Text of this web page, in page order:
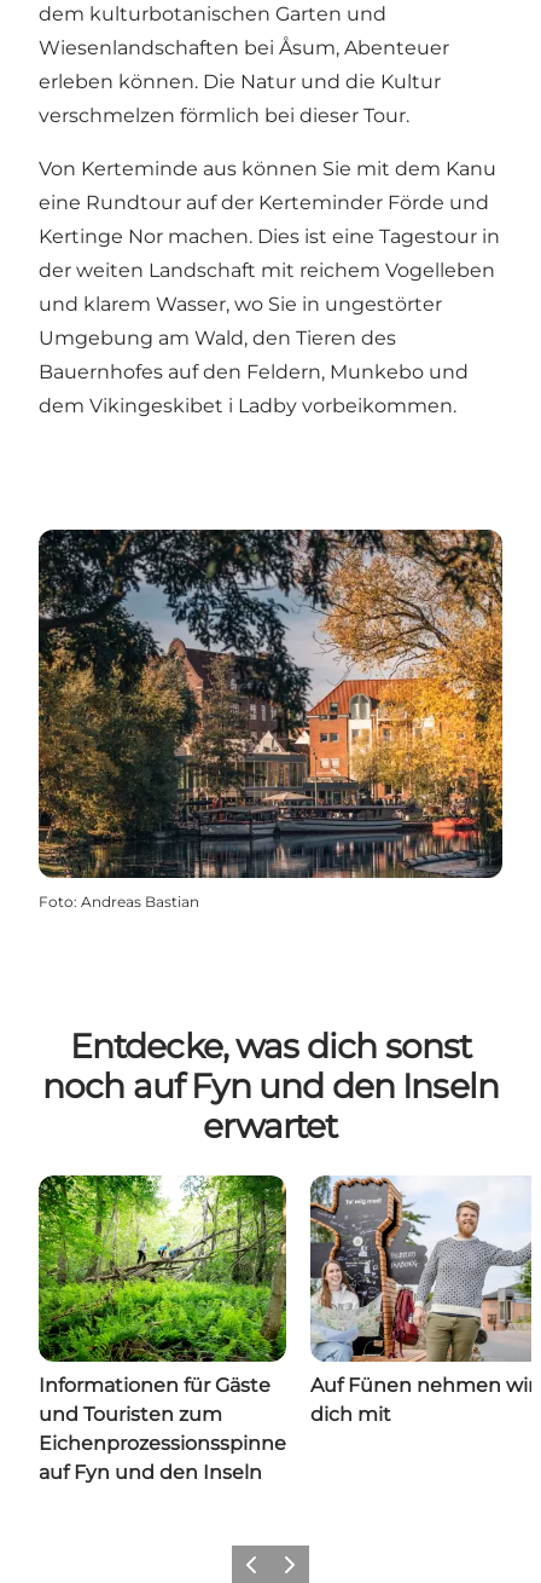
dem kulturbotanischen Garten und
Wiesenlandschaften bei Åsum, Abenteuer
erleben können. Die Natur und die Kultur
verschmelzen förmlich bei dieser Tour.
Von Kerteminde aus können Sie mit dem Kanu
eine Rundtour auf der Kerteminder Förde und
Kertinge Nor machen. Dies ist eine Tagestour in
der weiten Landschaft mit reichem Vogelleben
und klarem Wasser, wo Sie in ungestörter
Umgebung am Wald, den Tieren des
Bauernhofes auf den Feldern, Munkebo und
dem Vikingeskibet i Ladby vorbeikommen.
Foto: Andreas Bastian
Entdecke, was dich sonst
noch auf Fyn und den Inseln
erwartet
Informationen für Gäste
und Touristen zum
Eichenprozessionsspinner
auf Fyn und den Inseln
Auf Fünen nehmen wir
dich mit
ZurückWeiter